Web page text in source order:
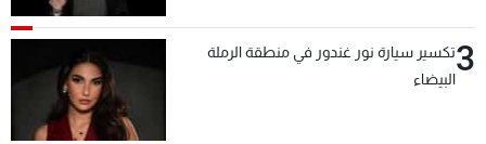
3تكسير سيارة نور غندور في منطقة الرملة
البيضاء